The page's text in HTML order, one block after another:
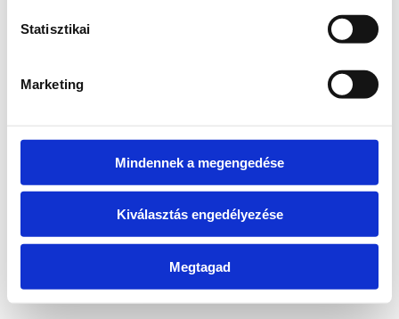
Statisztikai
Marketing
Mindennek a megengedése
Kiválasztás engedélyezése
Megtagad